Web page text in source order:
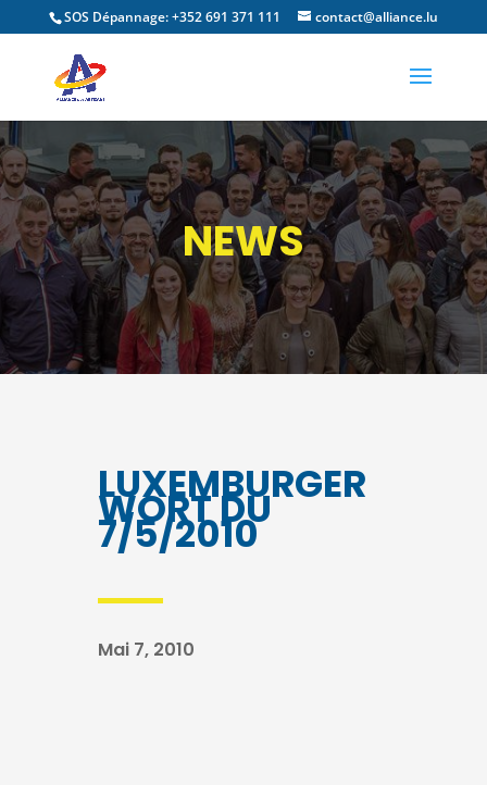
SOS Dépannage: +352 691 371 111 contact@alliance.lu
NEWS
LUXEMBURGER
WORT DU
7/5/2010
Mai 7, 2010